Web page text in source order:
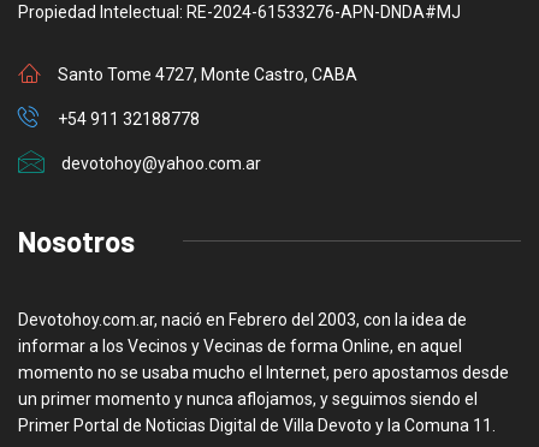
Propiedad Intelectual: RE-2024-61533276-APN-DNDA#MJ
Santo Tome 4727, Monte Castro, CABA
+54 911 32188778
devotohoy@yahoo.com.ar
Nosotros
Devotohoy.com.ar, nació en Febrero del 2003, con la idea de
informar a los Vecinos y Vecinas de forma Online, en aquel
momento no se usaba mucho el Internet, pero apostamos desde
un primer momento y nunca aflojamos, y seguimos siendo el
Primer Portal de Noticias Digital de Villa Devoto y la Comuna 11.